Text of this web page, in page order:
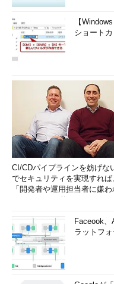
【
ショートカ
CI/CDパイプラインを妨げな
でセキュリティを実現すれば
「開発者や運用担当者に嫌わ
Faceook
ラットフ